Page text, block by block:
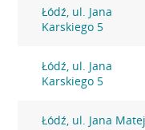
Łódź, ul. Jana
Karskiego 5
Łódź, ul. Jana
Karskiego 5
Łódź, ul. Jana